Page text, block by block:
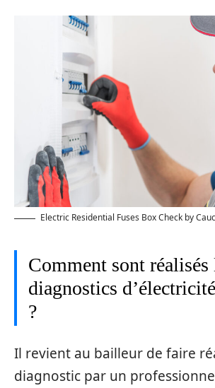
Electric Residential Fuses Box Check by
Comment sont réalisés
diagnostics
?
Il revient au bailleur de faire
diagnostic par un